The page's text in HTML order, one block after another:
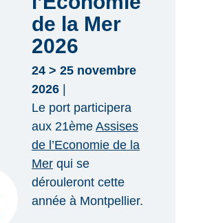
de la Mer
2026
24 > 25 novembre
2026
Le port participera
aux 21ème Assises
de l’Economie de la
Mer qui se
dérouleront cette
année à Montpellier.